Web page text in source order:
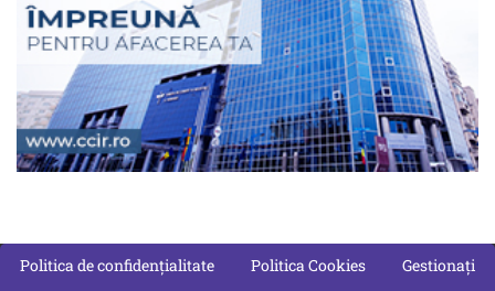
Politica de confidențialitate Politica Cookies
Gestionați